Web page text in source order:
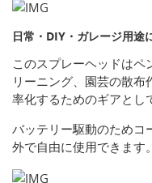
日常・DIY・ガレージ用途
このスプレーヘッドはペ
リーニング、園芸の散
率化するためのギアとし
バッテリー駆動のためコ
外で自由に使用できます。